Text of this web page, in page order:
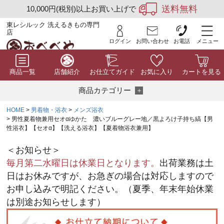
10,000円(税別)以上お買い上げで 送料無料
東レシルック 洗えるきもの専門
店
ログイン お問い合わせ お電話 メニュー
商品一覧 店舗紹介 お仕立てガイド お気に入り カートを見る
商品カテゴリー
HOME 男着物・浴衣
メンズ浴衣
男性夏着物兼用セオαゆかた 濃いブルーグレー地／黒よろけ子持ち縞【男
性浴衣】【セオα】【洗える浴衣】【夏着物浴衣兼用】
＜お知らせ＞
毎月第二水曜日は休業日となります。 出荷業務は土
日はお休みですが、お急ぎの場合は対応しますので
お申し込みで明記ください。（夏季、年末年始休業
は別途お知らせします）